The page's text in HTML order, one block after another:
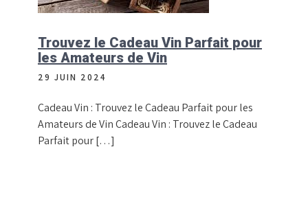
Trouvez le Cadeau Vin Parfait pour
les Amateurs de Vin
29 JUIN 2024
Cadeau Vin : Trouvez le Cadeau Parfait pour les
Amateurs de Vin Cadeau Vin : Trouvez le Cadeau
Parfait pour […]